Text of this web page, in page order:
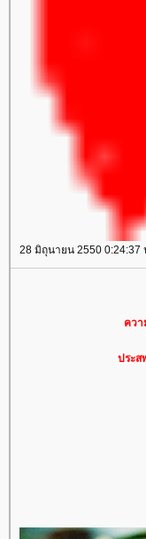
28 มิถุนายน 2550 0:24:37
ควา
ประส